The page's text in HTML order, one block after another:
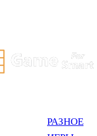
РАЗНОЕ